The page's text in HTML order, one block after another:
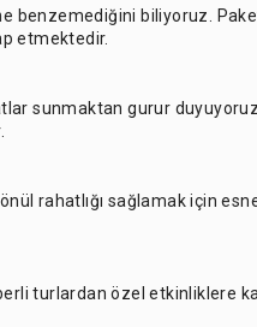
benzemediğini biliyoruz.
etmektedir.
sunmaktan gurur
rahatlığı sağlamak için
turlardan özel etkinliklere